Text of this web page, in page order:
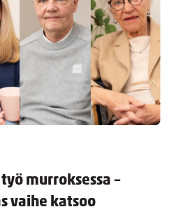
murroksessa –
vaihe katsoo